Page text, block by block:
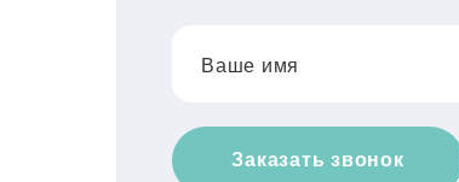
Ваше имя
Заказать звонок